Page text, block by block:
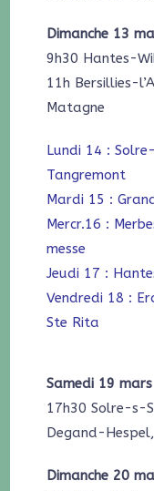
Dimanche 13
9h30 Hantes-
11h Bersillies-
Matagne
Lundi 14 :
Tangremont
Mardi 15 :
Mercr.16 :
messe
Jeudi 17 :
Vendredi 18 :
Ste Rita
Samedi 19 mars
17h30 Solre-s-
Degand-
Dimanche 20